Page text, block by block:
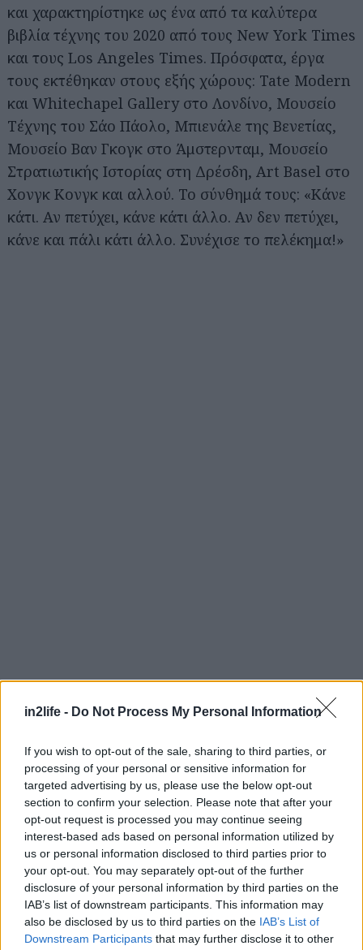
in2life - Do Not Process My Personal Information
If you wish to opt-out of the sale, sharing to third parties, or
processing of your personal or sensitive information for
targeted advertising by us, please use the below opt-out
section to confirm your selection. Please note that after your
opt-out request is processed you may continue seeing
interest-based ads based on personal information utilized by
us or personal information disclosed to third parties prior to
your opt-out. You may separately opt-out of the further
disclosure of your personal information by third parties on the
IAB’s list of downstream participants. This information may
also be disclosed by us to third parties on the IAB’s List of
Downstream Participants that may further disclose it to other
και χαρακτηρίστηκε ως ένα από τα καλύτερα
βιβλία τέχνης του 2020 από τους New York Times
και τους Los Angeles Times. Πρόσφατα, έργα
τους εκτέθηκαν στους εξής χώρους: Tate Modern
και Whitechapel Gallery στο Λονδίνο, Μουσείο
Τέχνης του Σάο Πάολο, Μπιενάλε της Βενετίας,
Μουσείο Βαν Γκογκ στο Άμστερνταμ, Μουσείο
Στρατιωτικής Ιστορίας στη Δρέσδη, Art Basel στο
Χονγκ Κονγκ και αλλού. Το σύνθημά τους: «Κάνε
κάτι. Αν πετύχει, κάνε κάτι άλλο. Αν δεν πετύχει,
κάνε και πάλι κάτι άλλο. Συνέχισε το πελέκημα!»
Περισσότερες πληροφορίες και αναλυτικό
πρόγραμμα όλου του Φεστιβάλ WOW Women
of the Worldεδώ.
WOW Αθήνα 2023